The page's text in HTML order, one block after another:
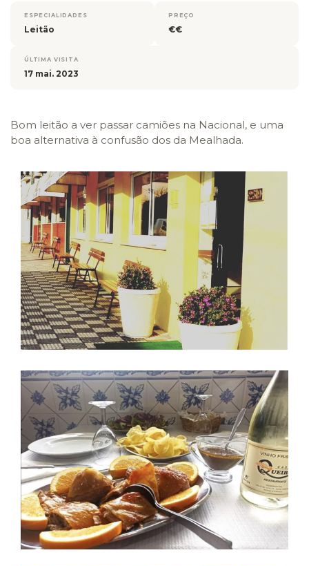
ESPECIALIDADES
Leitão
PREÇO
€€
ÚLTIMA VISITA
17 mai. 2023
Bom leitão a ver passar camiões na Nacional, e uma
boa alternativa à confusão dos da Mealhada.